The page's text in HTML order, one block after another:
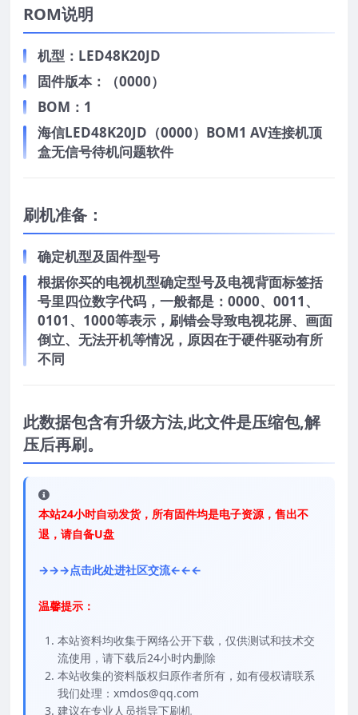
ROM说明
机型：LED48K20JD
固件版本：（0000）
BOM：1
海信LED48K20JD（0000）BOM1 AV连接机顶
盒无信号待机问题软件
刷机准备：
确定机型及固件型号
根据你买的电视机型确定型号及电视背面标签括
号里四位数字代码，一般都是：0000、0011、
0101、1000等表示，刷错会导致电视花屏、画面
倒立、无法开机等情况，原因在于硬件驱动有所
不同
此数据包含有升级方法,此文件是压缩包,解
压后再刷。
本站24小时自动发货，所有固件均是电子资源，售出不
退，请自备U盘
→→→点击此处进社区交流←←←
温馨提示：
本站资料均收集于网络公开下载，仅供测试和技术交
流使用，请下载后24小时内删除
本站收集的资料版权归原作者所有，如有侵权请联系
我们处理：xmdos@qq.com
建议在专业人员指导下刷机